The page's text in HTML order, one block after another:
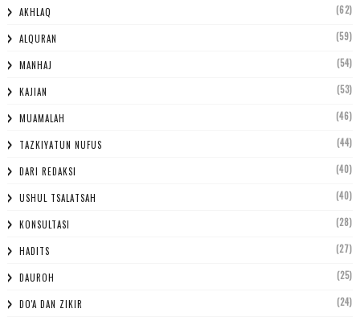
AKHLAQ (62)
ALQURAN (59)
MANHAJ (54)
KAJIAN (53)
MUAMALAH (46)
TAZKIYATUN NUFUS (44)
DARI REDAKSI (40)
USHUL TSALATSAH (40)
KONSULTASI (28)
HADITS (27)
DAUROH (25)
DO'A DAN ZIKIR (24)